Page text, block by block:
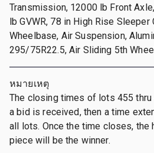
Transmission, 12000 lb Front
lb GVWR, 78 in High Rise Sleeper
Wheelbase, Air Suspension,
295/75R22.5, Air Sliding 5th
หมายเหตุ
The closing times of lots 455
a bid is received, then a time
all lots. Once the time closes, the
piece will be the winner.